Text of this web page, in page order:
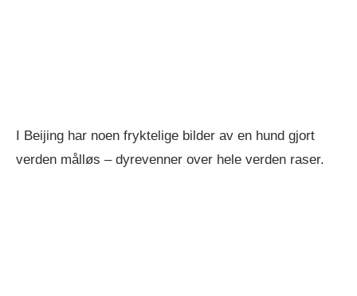
I Beijing har noen fryktelige bilder av en hund gjort
verden målløs – dyrevenner over hele verden raser.